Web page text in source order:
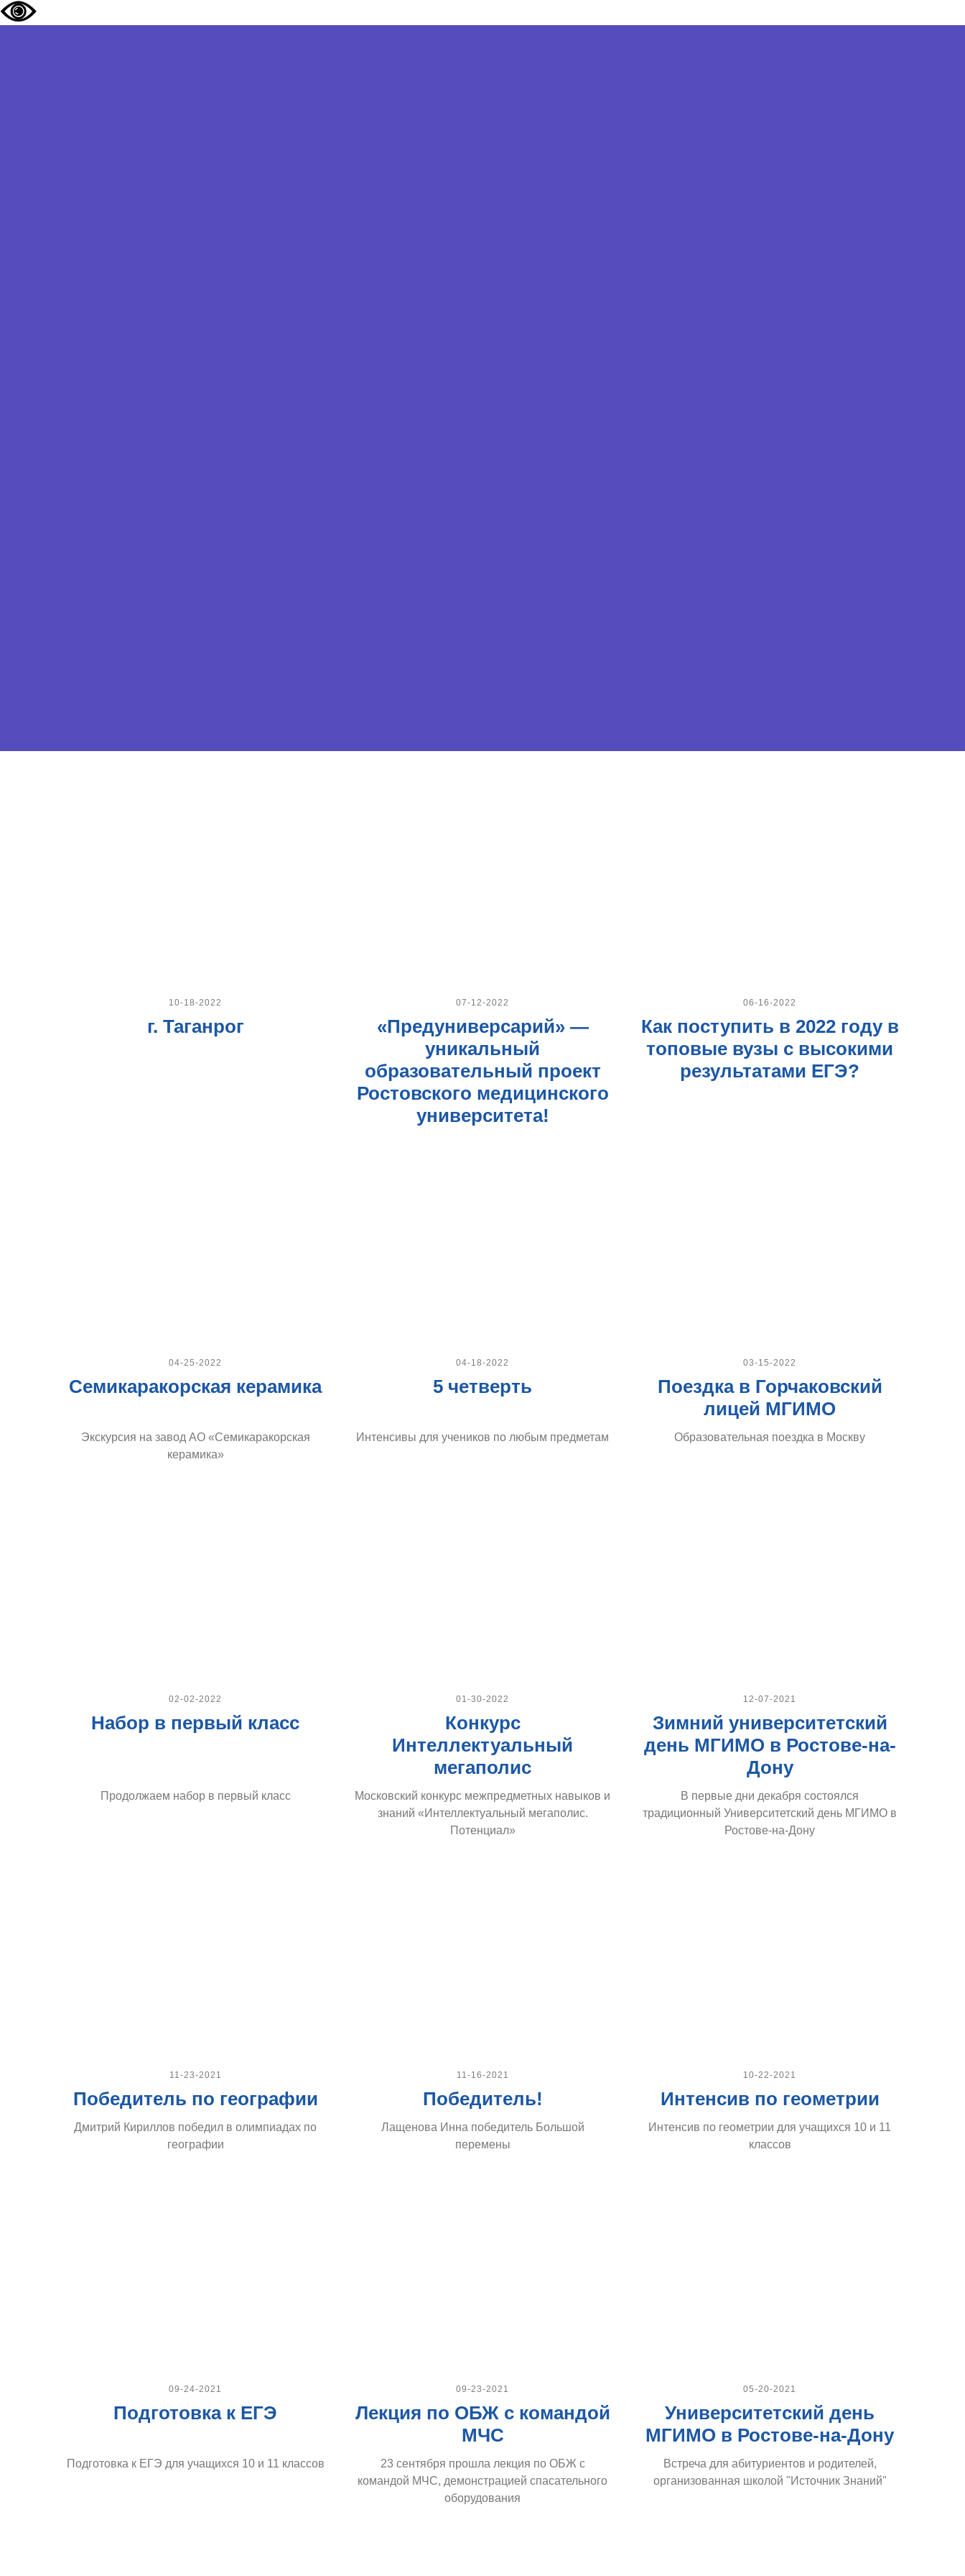
10-18-2022
г. Таганрог
07-12-2022
«Предуниверсарий» —
уникальный
образовательный проект
Ростовского медицинского
университета!
06-16-2022
Как поступить в 2022 году в
топовые вузы с высокими
результатами ЕГЭ?
04-25-2022
Семикаракорская керамика
Экскурсия на завод АО «Семикаракорская
керамика»
04-18-2022
5 четверть
Интенсивы для учеников по любым предметам
03-15-2022
Поездка в Горчаковский
лицей МГИМО
Образовательная поездка в Москву
02-02-2022
Набор в первый класс
Продолжаем набор в первый класс
01-30-2022
Конкурс
Интеллектуальный
мегаполис
Московский конкурс межпредметных навыков и
знаний «Интеллектуальный мегаполис.
Потенциал»
12-07-2021
Зимний университетский
день МГИМО в Ростове-на-
Дону
В первые дни декабря состоялся
традиционный Университетский день МГИМО в
Ростове-на-Дону
11-23-2021
Победитель по географии
Дмитрий Кириллов победил в олимпиадах по
географии
11-16-2021
Победитель!
Лащенова Инна победитель Большой
перемены
10-22-2021
Интенсив по геометрии
Интенсив по геометрии для учащихся 10 и 11
классов
09-24-2021
Подготовка к ЕГЭ
Подготовка к ЕГЭ для учащихся 10 и 11 классов
09-23-2021
Лекция по ОБЖ с командой
МЧС
23 сентября прошла лекция по ОБЖ с
командой МЧС, демонстрацией спасательного
оборудования
05-20-2021
Университетский день
МГИМО в Ростове-на-Дону
Встреча для абитуриентов и родителей,
организованная школой "Источник Знаний"